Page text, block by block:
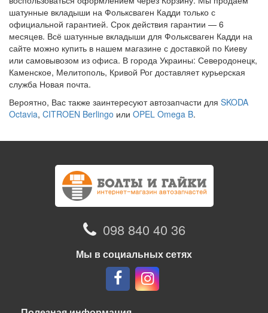
шатунные вкладыши на Фольксваген Кадди только с
официальной гарантией. Срок действия гарантии — 6
месяцев. Всё шатунные вкладыши для Фольксваген Кадди на
сайте можно купить в нашем магазине с доставкой по Киеву
или самовывозом из офиса. В города Украины: Северодонецк,
Каменское, Мелитополь, Кривой Рог доставляет курьерская
служба Новая почта.
Вероятно, Вас также заинтересуют автозапчасти для SKODA
Octavia, CITROEN Berlingo или OPEL Omega B.
098 840 40 36
Мы в социальных сетях